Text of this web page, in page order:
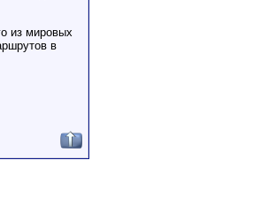
из мировых
в